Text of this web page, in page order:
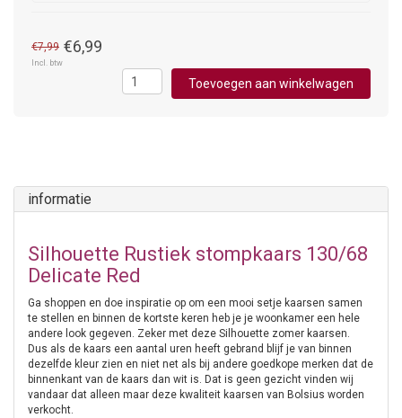
€7,99 €6,99
Incl. btw
Toevoegen aan winkelwagen
informatie
Silhouette Rustiek stompkaars 130/68
Delicate Red
Ga shoppen en doe inspiratie op om een mooi setje kaarsen samen
te stellen en binnen de kortste keren heb je je woonkamer een hele
andere look gegeven. Zeker met deze Silhouette zomer kaarsen.
Dus als de kaars een aantal uren heeft gebrand blijf je van binnen
dezelfde kleur zien en niet net als bij andere goedkope merken dat de
binnenkant van de kaars dan wit is. Dat is geen gezicht vinden wij
vandaar dat alleen maar deze kwaliteit kaarsen van Bolsius worden
verkocht.